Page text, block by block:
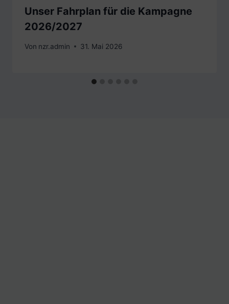
Unser Fahrplan für die Kampagne
2026/2027
Von nzr.admin 31. Mai 2026